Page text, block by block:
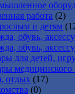
работа (2)
и детям
обувь,
обувь,
для детей,
медицинского
отдых (17)
(0)